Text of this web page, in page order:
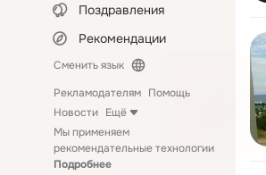
Поздравления
Рекомендации
Сменить язык
Рекламодателям Помощь
Новости Ещё
Мы применяем
рекомендательные технологии
Подробнее